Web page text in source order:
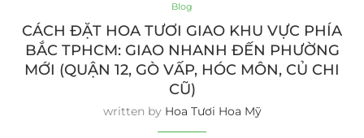
Blog
CÁCH ĐẶT HOA TƯƠI GIAO KHU VỰC PHÍA
BẮC TPHCM: GIAO NHANH ĐẾN PHƯỜNG
MỚI (QUẬN 12, GÒ VẤP, HÓC MÔN, CỦ CHI
CŨ)
written by Hoa Tươi Hoa Mỹ